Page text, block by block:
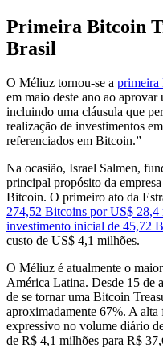
Primeira Bitcoin
Brasil
O Méliuz tornou-se a primeira
em maio deste ano ao aprovar
incluindo uma cláusula que
realização de investimentos
referenciados em Bitcoin.”
Na ocasião, Israel Salmen,
principal propósito da
Bitcoin. O primeiro ato da
274,52 Bitcoins por US$ 28,4
investimento inicial de 45,72
custo de US$ 4,1 milhões.
O Méliuz é atualmente o
América Latina. Desde 15 de
de se tornar uma Bitcoin
aproximadamente 67%. A
expressivo no volume diário
de R$ 4,1 milhões para R$